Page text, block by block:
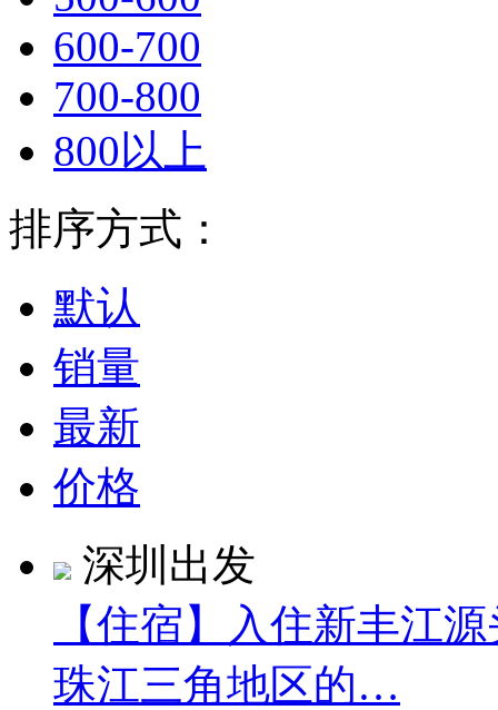
600-700
700-800
800以上
排序方式：
默认
销量
最新
价格
深圳出发
【住宿】入住新丰江
珠江三角地区的…